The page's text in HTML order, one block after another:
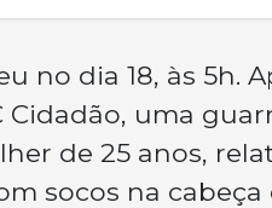
no dia 18, às 5h.
Cidadão, uma
de 25 anos,
socos na cabeça